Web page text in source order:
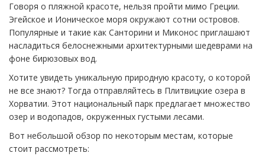
Говоря о пляжной красоте, нельзя пройти мимо Греции.
Эгейское и Ионическое моря окружают сотни островов.
Популярные и такие как Санторини и Миконос приглашают
насладиться белоснежными архитектурными шедеврами на
фоне бирюзовых вод.
Хотите увидеть уникальную природную красоту, о которой
не все знают? Тогда отправляйтесь в Плитвицкие озера в
Хорватии. Этот национальный парк предлагает множество
озер и водопадов, окруженных густыми лесами.
Вот небольшой обзор по некоторым местам, которые
стоит рассмотреть: